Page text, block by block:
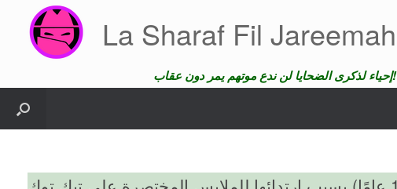
content
La Sharaf Fil Jareemah
إحياء لذكرى الضحايا لن ندع موتهم يمر دون عقاب!